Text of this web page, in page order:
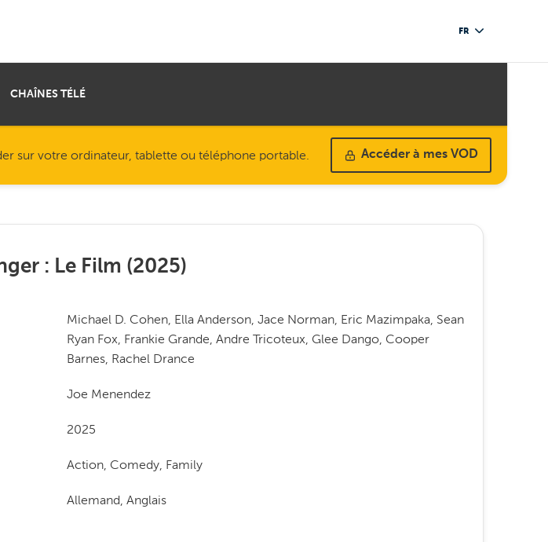
FR
CHAÎNES TÉLÉ
sur votre ordinateur, tablette ou téléphone portable. Accéder à mes VOD
: Le Film (2025)
Michael D. Cohen, Ella Anderson, Jace Norman, Eric Mazimpaka, Sean
Ryan Fox, Frankie Grande, Andre Tricoteux, Glee Dango, Cooper
Barnes, Rachel Drance
Joe Menendez
2025
Action, Comedy, Family
Allemand, Anglais